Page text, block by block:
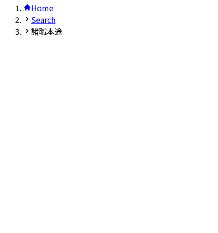
Home
Search
諸職本途